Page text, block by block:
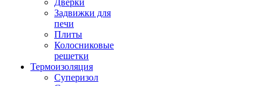
Дверки
Задвижки для
печи
Плиты
Колосниковые
решетки
Термоизоляция
Суперизол